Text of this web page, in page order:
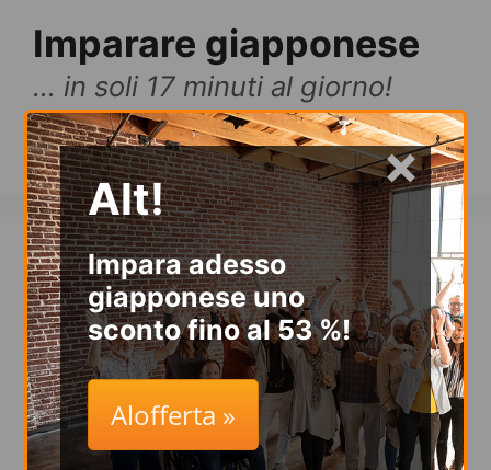
contenuto
Imparare giapponese
… in soli 17 minuti al giorno!
Menu
Imparare
giapponese
online in maniera
facile e veloce!
×
Alt!
Impara adesso
giapponese uno
sconto fino al 53 %!
Alofferta »